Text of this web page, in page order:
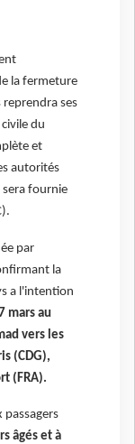
la fermeture
reprendra ses
du
et
autorités
fournie
par
la
a l'intention
mars au
vers les
(CDG),
(FRA).
passagers
âgés et à